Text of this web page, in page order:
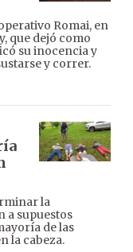
Romai, en
que dejó como
su inocencia y
y correr.
la
a supuestos
de las
la cabeza.